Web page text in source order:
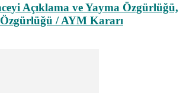
Açıklama ve Yayma Özgürlüğü,
Özgürlüğü / AYM Kararı